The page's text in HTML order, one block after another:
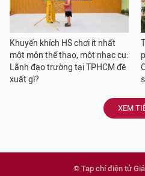
Khuyến khích HS chơi ít nhất
một môn thể thao, một nhạc cụ:
Lãnh đạo trường tại TPHCM đề
xuất gì?
XEM
© Tạp chí điện tử